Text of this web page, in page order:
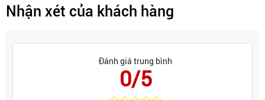
Nhận xét của khách hàng
Đánh giá trung bình
0/5